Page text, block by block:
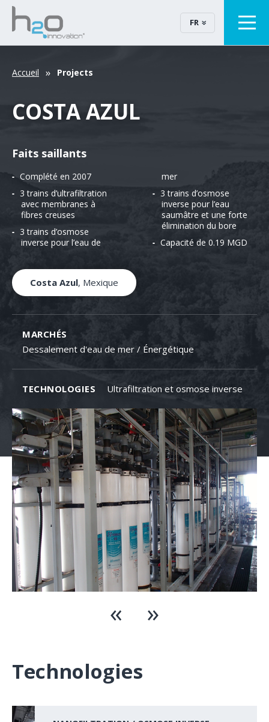
FR
Accueil Projects
COSTA AZUL
Faits saillants
Complété en 2007
3 trains d’ultrafiltration
avec membranes à
fibres creuses
3 trains d’osmose
inverse pour l’eau de
mer
3 trains d’osmose
inverse pour l’eau
saumâtre et une forte
élimination du bore
Capacité de 0.19 MGD
Costa Azul, Mexique
MARCHÉS
Dessalement d'eau de mer / Énergétique
TECHNOLOGIES Ultrafiltration et osmose inverse
Technologies